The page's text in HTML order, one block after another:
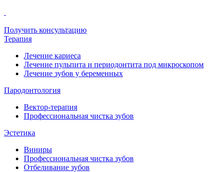
Получить консультацию
Терапия
Лечение кариеса
Лечение пульпита и периодонтита под микроскопом
Лечение зубов у беременных
Пародонтология
Вектор-терапия
Профессиональная чистка зубов
Эстетика
Виниры
Профессиональная чистка зубов
Отбеливание зубов